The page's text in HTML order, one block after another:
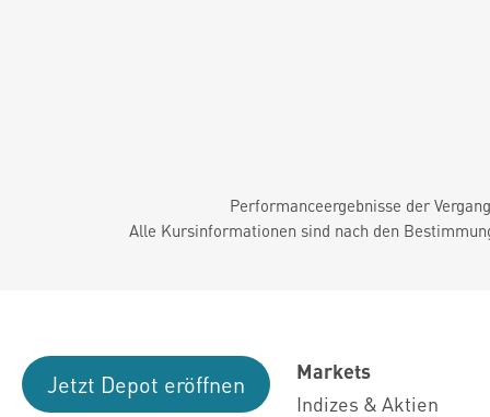
Performanceergebnisse der
Alle Kursinformationen sind nach den
Jetzt Depot eröffnen
Markets
Indizes & Aktien